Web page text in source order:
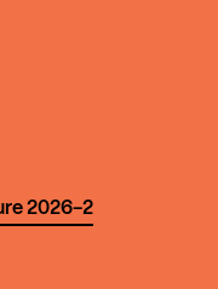
2026-2